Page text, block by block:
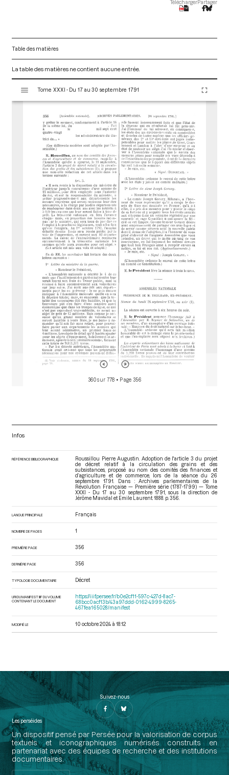
TéléchargerPartager
Table des matières
La table des matières ne contient aucune entrée.
s
Tome XXXI - Du 17 au 30 septembre 1791
360 sur 778 • Page 356
Infos
RÉFÉRENCE BIBLIOGRAPHIQUE
Roussillou Pierre Augustin. Adoption de l'article 3 du projet
de décret relatif à la circulation des grains et des
subsistances, proposé au nom des comités des finances et
d’agriculture et de commerce, lors de la séance du 26
septembre 1791. Dans : Archives parlementaires de la
Révolution Française — Première série (1787-1799) — Tome
XXXI - Du 17 au 30 septembre 1791
, sous la direction de
Jérôme Mavidal et Emile Laurent. 1888. p. 356.
LANGUE PRINCIPALE Français
NOMBRE DE PAGES 1
PREMIÈRE PAGE 356
DERNIÈRE PAGE 356
TYPOLOGIE DOCUMENTAIRE Décret
URI DU MANIFEST IIIF DU VOLUME
CONTENANT LE DOCUMENT
https://iiif.persee.fr/b0e2cf11-597c-427d-8ac7-
68bcc0acf13b/43a97ddd-0162-4999-8265-
467fea165028/manifest
MODIFIÉ LE 10 octobre 2024 à 18:12
Suivez-nous
Les perséides
Un dispositif pensé par Persée pour la valorisation de corpus
textuels et iconographiques numérisés construits en
partenariat avec des équipes de recherche et des institutions
documentaires.